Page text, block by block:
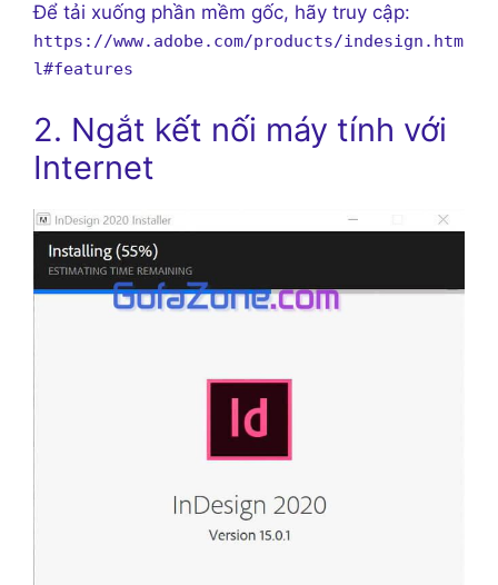
Để tải xuống phần mềm gốc, hãy truy cập:
https://www.adobe.com/products/indesign.htm
l#features
2. Ngắt kết nối máy tính với
Internet